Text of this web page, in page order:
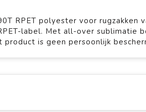
RPET polyester voor
label. Met all-over sublimatie
is geen persoonlijk